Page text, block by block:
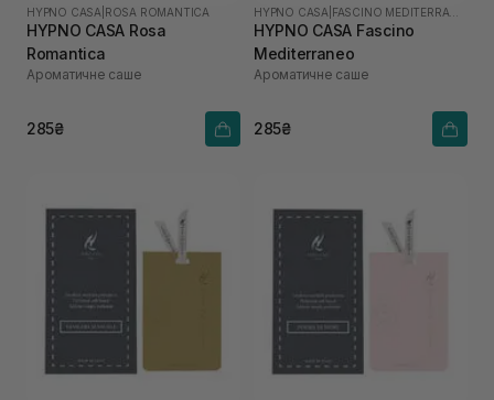
HYPNO CASA ROSA ROMANTICA
HYPNO CASA Rosa
Romantica
Ароматичне саше
285₴
HYPNO CASA
HYPNO CASA Fascino
Mediterraneo
Ароматичне саше
285₴